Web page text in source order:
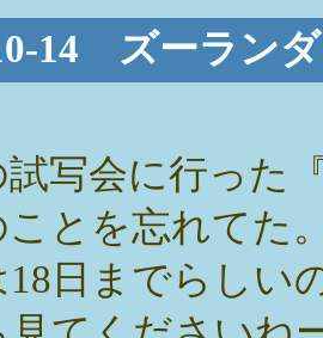
14 ズーラン
試写会に行った
ことを忘れてた
18日までらしい